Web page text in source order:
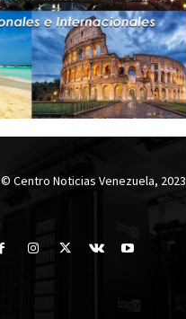
© Centro Noticias Venezuela, 2023